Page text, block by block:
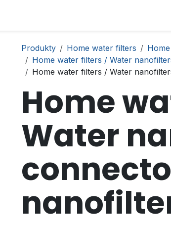
Produkty Home water filters
Home water filters / Water
Home water filters / Water
Home
Water